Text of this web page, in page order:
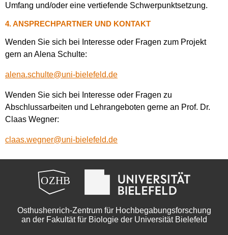
Umfang und/oder eine vertiefende Schwerpunktsetzung.
4. ANSPRECHPARTNER UND KONTAKT
Wenden Sie sich bei Interesse oder Fragen zum Projekt
gern an Alena Schulte:
alena.schulte@uni-bielefeld.de
Wenden Sie sich bei Interesse oder Fragen zu
Abschlussarbeiten und Lehrangeboten gerne an Prof. Dr.
Claas Wegner:
claas.wegner@uni-bielefeld.de
Osthushenrich-Zentrum für Hochbegabungsforschung
an der Fakultät für Biologie der Universität Bielefeld